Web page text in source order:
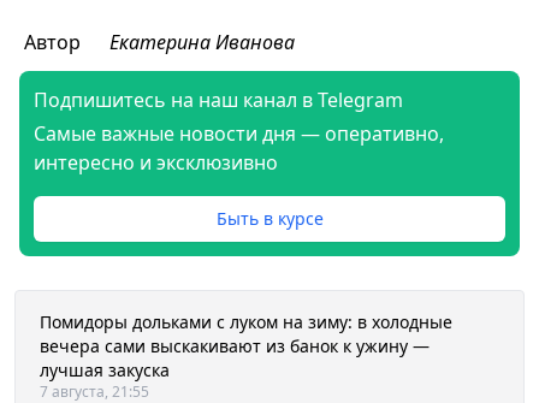
Автор Екатерина Иванова
Подпишитесь на наш канал в Telegram
Самые важные новости дня — оперативно,
интересно и эксклюзивно
Быть в курсе
Помидоры дольками с луком на зиму: в холодные
вечера сами выскакивают из банок к ужину —
лучшая закуска
7 августа, 21:55